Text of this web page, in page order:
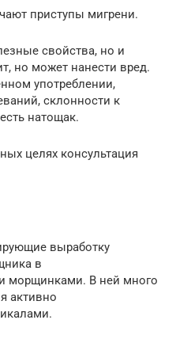
приступы мигрени.
свойства, но и
но может нанести вред.
употреблении,
склонности к
натощак.
целях консультация
выработку
в
морщинками. В ней много
активно